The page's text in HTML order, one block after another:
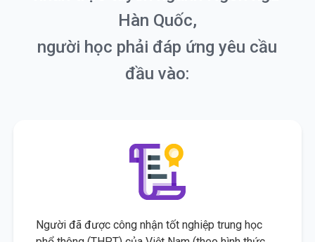
Hàn Quốc,
người học phải đáp ứng yêu cầu
đầu vào:
Người đã được công nhận tốt nghiệp trung học